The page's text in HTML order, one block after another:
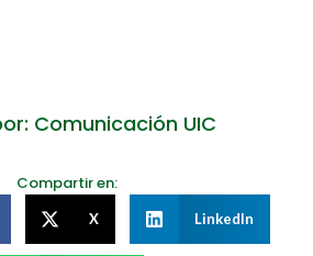
Comunicación UIC
Compartir en:
X LinkedIn